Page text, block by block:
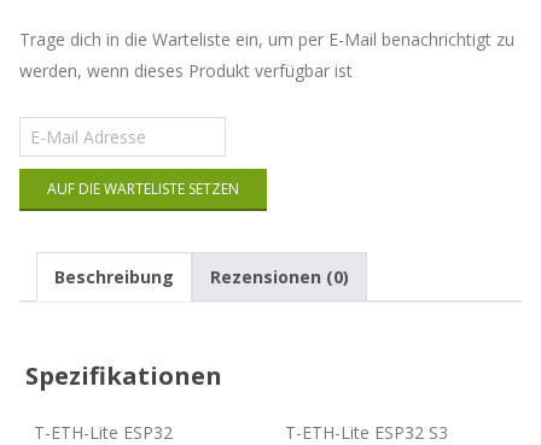
Trage dich in die Warteliste ein, um per E-Mail benachrichtigt zu
werden, wenn dieses Produkt verfügbar ist
Gib
deine
E-
Mail-
dieses
zu
AUF DIE WARTELISTE SETZEN
Beschreibung Rezensionen (0)
Spezifikationen
T-ETH-Lite ESP32 T-ETH-Lite ESP32 S3